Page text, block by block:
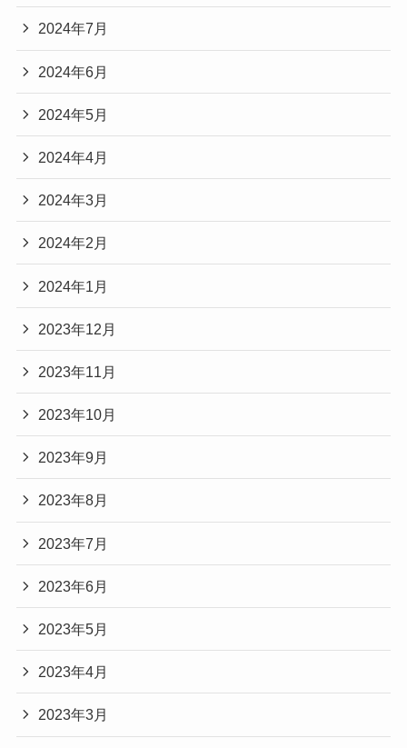
2024年7月
2024年6月
2024年5月
2024年4月
2024年3月
2024年2月
2024年1月
2023年12月
2023年11月
2023年10月
2023年9月
2023年8月
2023年7月
2023年6月
2023年5月
2023年4月
2023年3月